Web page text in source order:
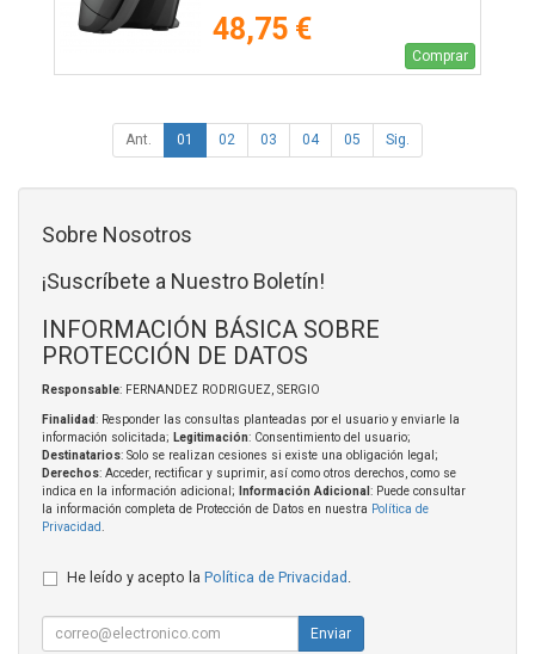
48,75 €
Comprar
Ant. 01 02 03 04 05 Sig.
Sobre Nosotros
¡Suscríbete a Nuestro Boletín!
INFORMACIÓN BÁSICA SOBRE
PROTECCIÓN DE DATOS
Responsable: FERNANDEZ RODRIGUEZ, SERGIO
Finalidad: Responder las consultas planteadas por el usuario y enviarle la
información solicitada; Legitimación: Consentimiento del usuario;
Destinatarios: Solo se realizan cesiones si existe una obligación legal;
Derechos: Acceder, rectificar y suprimir, así como otros derechos, como se
indica en la información adicional;
Información Adicional : Puede consultar
la información completa de Protección de Datos en nuestra Política de
Privacidad
He leído y acepto la Política de Privacidad
Enviar